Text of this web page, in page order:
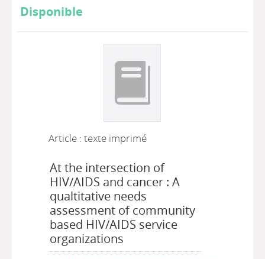
Disponible
Article : texte imprimé
At the intersection of
HIV/AIDS and cancer : A
qualtitative needs
assessment of community
based HIV/AIDS service
organizations